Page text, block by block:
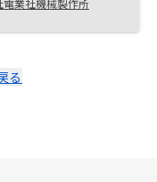
が得られるシミュ
電業社機械製作所
る